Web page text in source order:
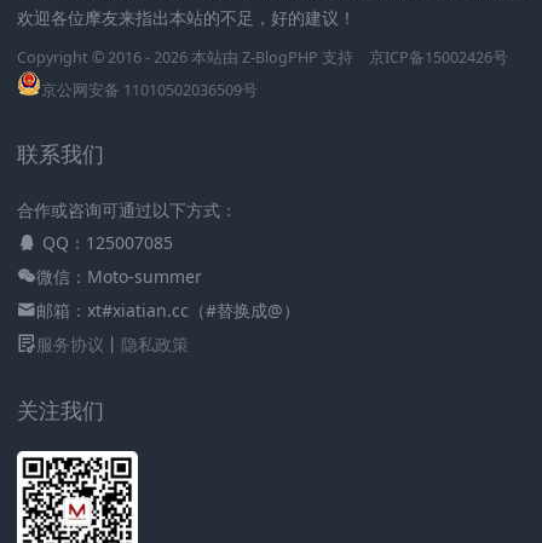
欢迎各位摩友来指出本站的不足，好的建议！
Copyright © 2016 - 2026 本站由 Z-BlogPHP 支持
京ICP备15002426号
京公网安备 11010502036509号
联系我们
合作或咨询可通过以下方式：
QQ：125007085
微信：Moto-summer
邮箱：xt#xiatian.cc（#替换成@）
服务协议 丨 隐私政策
关注我们